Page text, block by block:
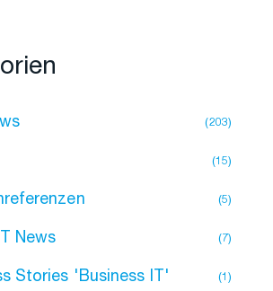
203
15
5
News 7
Stories 'Business IT' 1